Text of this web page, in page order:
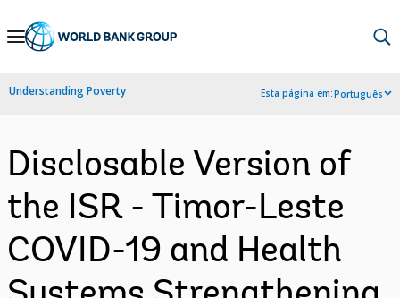
Skip
Navigation
Understanding Poverty Esta página em:Português
Disclosable Version of
the ISR - Timor-Leste
COVID-19 and Health